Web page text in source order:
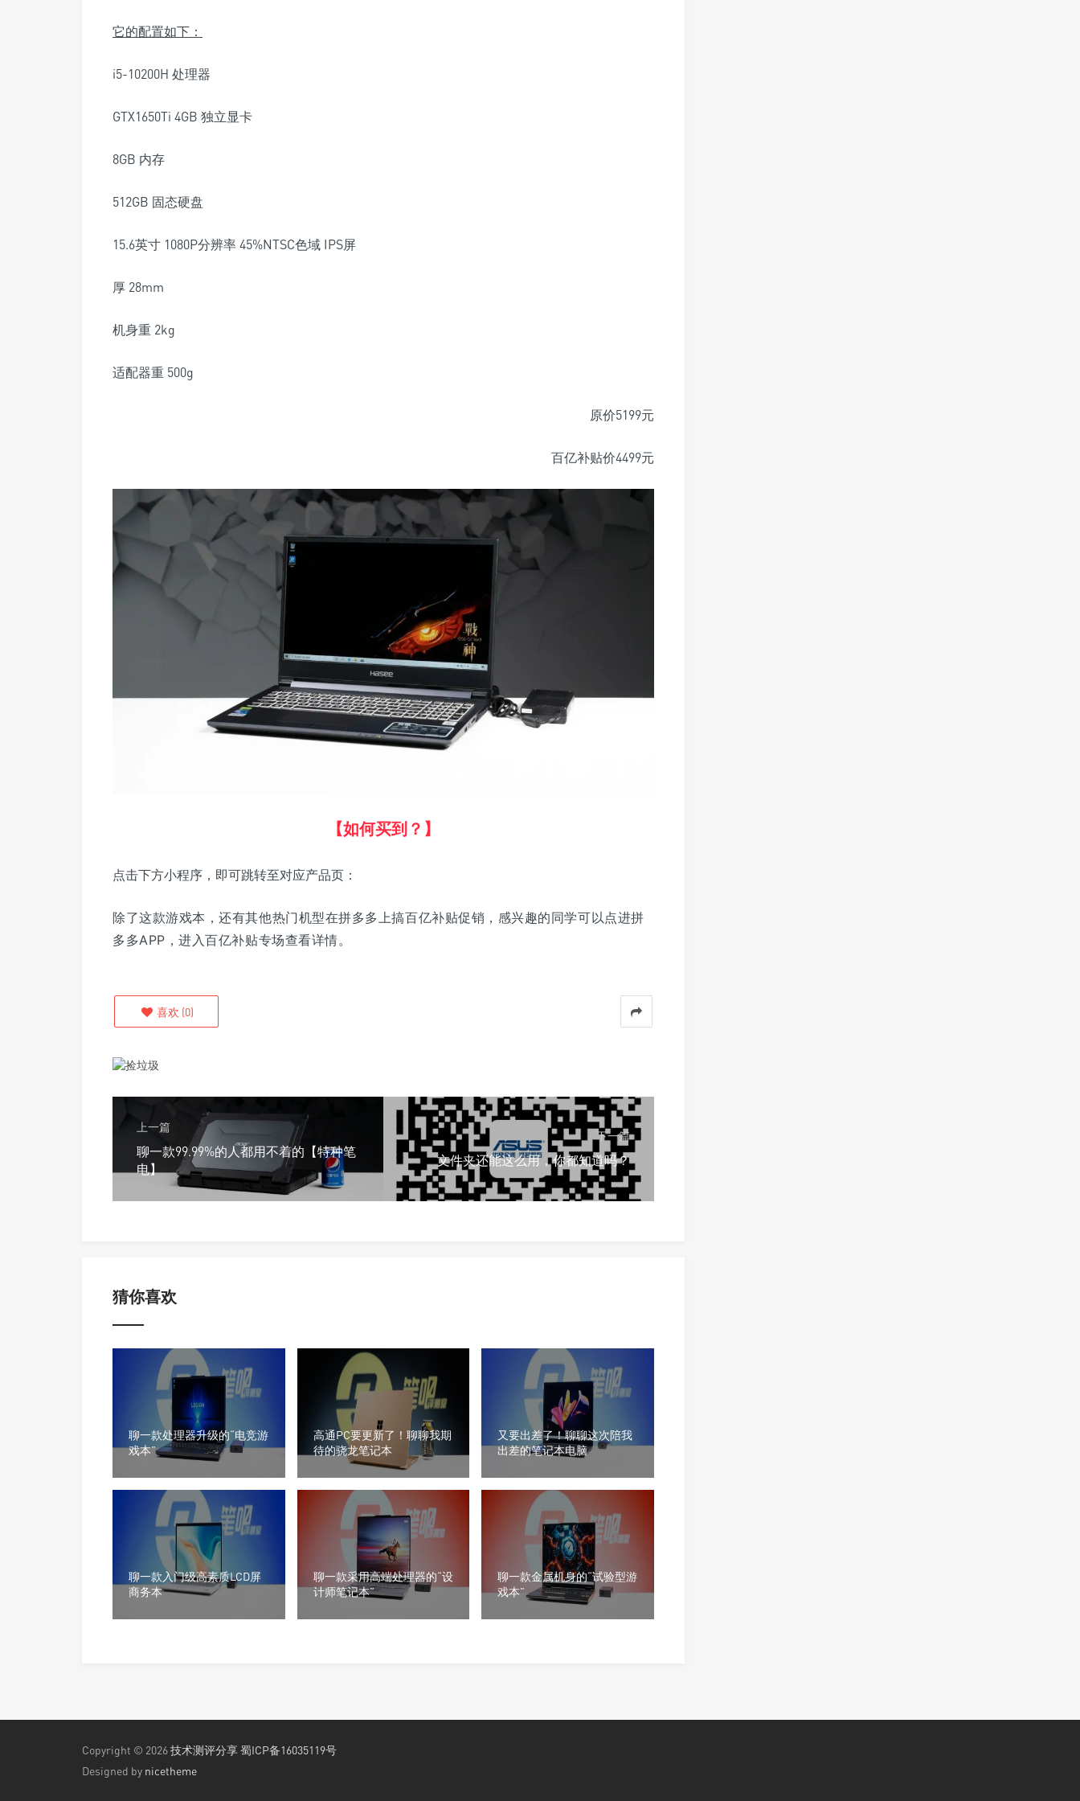
它的配置如下：
i5-10200H 处理器
GTX1650Ti 4GB 独立显卡
8GB 内存
512GB 固态硬盘
15.6英寸 1080P分辨率 45%NTSC色域 IPS屏
厚 28mm
机身重 2kg
适配器重 500g
原价5199元
百亿补贴价4499元
【如何买到？】
点击下方小程序，即可跳转至对应产品页：
除了这款游戏本，还有其他热门机型在拼多多上搞百亿补贴促销，感兴趣的同学可以点进拼
多多APP，进入百亿补贴专场查看详情。
喜欢 (0)
上一篇
聊一款99.99%的人都用不着的【特种笔
电】
下一篇
文件夹还能这么用，你都知道吗？
猜你喜欢
聊一款处理器升级的“电竞游
戏本”
高通PC要更新了！聊聊我期
待的骁龙笔记本
又要出差了！聊聊这次陪我
出差的笔记本电脑
聊一款入门级高素质LCD屏
商务本
聊一款采用高端处理器的“设
计师笔记本”
聊一款金属机身的“试验型游
戏本”
Copyright © 2026技术测评分享蜀ICP备16035119号
Designed by nicetheme